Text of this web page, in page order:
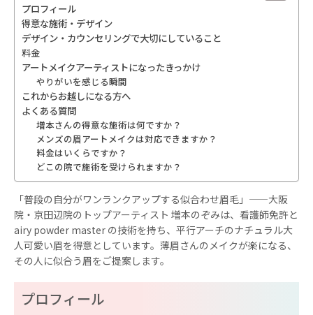
プロフィール
得意な施術・デザイン
デザイン・カウンセリングで大切にしていること
料金
アートメイクアーティストになったきっかけ
やりがいを感じる瞬間
これからお越しになる方へ
よくある質問
増本さんの得意な施術は何ですか？
メンズの眉アートメイクは対応できますか？
料金はいくらですか？
どこの院で施術を受けられますか？
「普段の自分がワンランクアップする似合わせ眉毛」——大阪
院・京田辺院のトップアーティスト 増本のぞみは、看護師免許と
airy powder master の技術を持ち、平行アーチのナチュラル大
人可愛い眉を得意としています。薄眉さんのメイクが楽になる、
その人に似合う眉をご提案します。
プロフィール